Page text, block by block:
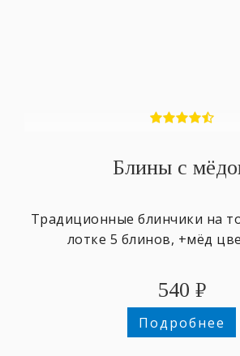
Блины с
Традиционные блинчики на
лотке 5 блинов, +мёд
540 ₽
Подробнее